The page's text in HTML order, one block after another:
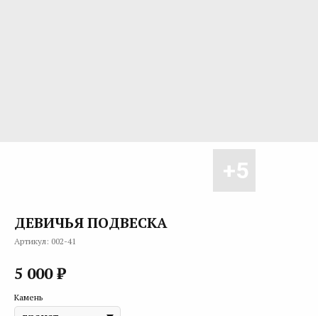
ДЕВИЧЬЯ ПОДВЕСКА
Артикул: 002-41
5 000 ₽
Камень